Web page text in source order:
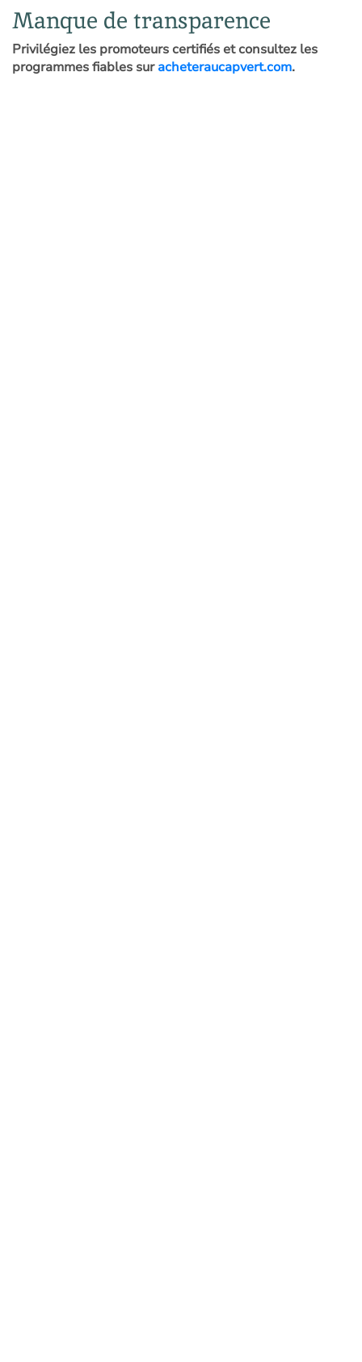
Manque de transparence
Privilégiez les promoteurs certifiés et consultez les
programmes fiables suracheteraucapvert.com.